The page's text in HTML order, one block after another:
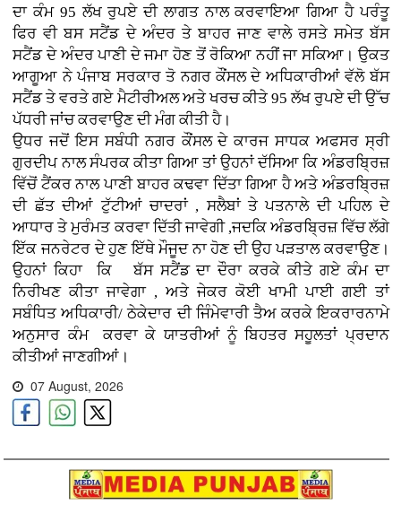
ਦਾ ਕੰਮ 95 ਲੱਖ ਰੁਪਏ ਦੀ ਲਾਗਤ ਨਾਲ ਕਰਵਾਇਆ ਗਿਆ ਹੈ ਪਰੰਤੂ
ਫਿਰ ਵੀ ਬਸ ਸਟੈਂਡ ਦੇ ਅੰਦਰ ਤੇ ਬਾਹਰ ਜਾਣ ਵਾਲੇ ਰਸਤੇ ਸਮੇਤ ਬੱਸ
ਸਟੈਂਡ ਦੇ ਅੰਦਰ ਪਾਣੀ ਦੇ ਜਮਾ ਹੋਣ ਤੋਂ ਰੋਕਿਆ ਨਹੀਂ ਜਾ ਸਕਿਆ। ਉਕਤ
ਆਗੂਆ ਨੇਪੰਜਾਬ ਸਰਕਾਰ ਤੋ ਨਗਰ ਕੌਂਸਲ ਦੇ ਅਧਿਕਾਰੀਆਂ ਵੱਲੋਬੱਸ
ਸਟੈਂਡ ਤੇ ਵਰਤੇ ਗਏ ਮੈਟੀਰੀਅਲ ਅਤੇ ਖਰਚ ਕੀਤੇ 95 ਲੱਖ ਰੁਪਏ ਦੀ ਉੱਚ
ਪੱਧਰੀ ਜਾਂਚ ਕਰਵਾਉਣ ਦੀ ਮੰਗ ਕੀਤੀ ਹੈ।
ਉਧਰ ਜਦੋਂ ਇਸ ਸਬੰਧੀ ਨਗਰ ਕੌਂਸਲ ਦੇ ਕਾਰਜ ਸਾਧਕ ਅਫਸਰ ਸ੍ਰੀ
ਗੁਰਦੀਪ ਨਾਲ ਸੰਪਰਕ ਕੀਤਾ ਗਿਆ ਤਾਂ ਉਹਨਾਂ ਦੱਸਿਆ ਕਿ ਅੰਡਰਬ੍ਰਿਜ਼
ਵਿੱਚੋਂ ਟੈਂਕਰ ਨਾਲਪਾਣੀ ਬਾਹਰ ਕਢਵਾ ਦਿੱਤਾ ਗਿਆ ਹੈ ਅਤੇ ਅੰਡਰਬ੍ਰਿਜ਼
ਦੀ ਛੱਤ ਦੀਆਂ ਟੁੱਟੀਆਂ ਚਾਦਰਾਂ , ਸਲੈਬਾਂ ਤੇ ਪਤਨਾਲੇ ਦੀ ਪਹਿਲ ਦੇ
ਆਧਾਰ ਤੇ ਮੁਰੰਮਤ ਕਰਵਾ ਦਿੱਤੀ ਜਾਵੇਗੀ ,ਜਦਕਿ ਅੰਡਰਬ੍ਰਿਜ਼ ਵਿੱਚ ਲੱਗੇ
ਇੱਕ ਜਨਰੇਟਰ ਦੇ ਹੁਣ ਇੱਥੇ ਮੌਜੂਦ ਨਾ ਹੋਣ ਦੀ ਉਹ ਪੜਤਾਲ ਕਰਵਾਉਣ।
ਉਹਨਾਂ ਕਿਹਾ ਕਿ ਬੱਸ ਸਟੈਂਡ ਦਾ ਦੌਰਾ ਕਰਕੇ ਕੀਤੇ ਗਏ ਕੰਮ ਦਾ
ਨਿਰੀਖਣ ਕੀਤਾ ਜਾਵੇਗਾ , ਅਤੇ ਜੇਕਰ ਕੋਈ ਖਾਮੀ ਪਾਈ ਗਈ ਤਾਂ
ਸਬੰਧਿਤ ਅਧਿਕਾਰੀ/ ਠੇਕੇਦਾਰ ਦੀ ਜਿੰਮੇਵਾਰੀ ਤੈਅ ਕਰਕੇ ਇਕਰਾਰਨਾਮੇ
ਅਨੁਸਾਰ ਕੰਮ
ਕਰਵਾ ਕੇ ਯਾਤਰੀਆਂ ਨੂੰ ਬਿਹਤਰ ਸਹੂਲਤਾਂ ਪ੍ਰਦਾਨ
ਕੀਤੀਆਂ ਜਾਣਗੀਆਂ।
07 August, 2026